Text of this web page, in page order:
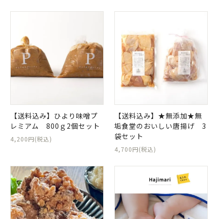
【送料込み】ひより味噌プ
レミアム 800ｇ2個セット
4,200円(税込)
【送料込み】★無添加★無
垢食堂のおいしい唐揚げ 3
袋セット
4,700円(税込)